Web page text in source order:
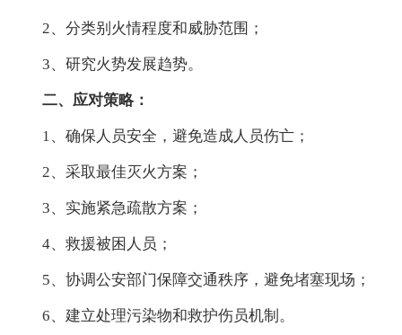
2、分类别火情程度和威胁范围；
3、研究火势发展趋势。
二、应对策略：
1、确保人员安全，避免造成人员伤亡；
2、采取最佳灭火方案；
3、实施紧急疏散方案；
4、救援被困人员；
5、协调公安部门保障交通秩序，避免堵塞现场；
6、建立处理污染物和救护伤员机制。